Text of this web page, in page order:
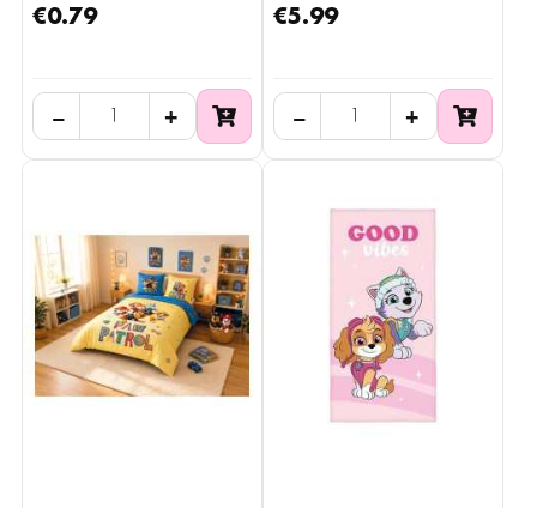
€0.79
− +
€5.99
− +